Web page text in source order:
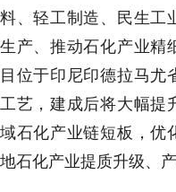
料、轻工制造、民生工
生产、推动石化产业精
目位于印尼印德拉马尤
工艺，建成后将大幅提
域石化产业链短板，优
地石化产业提质升级、